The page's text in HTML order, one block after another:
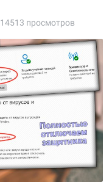
14513 просмотров